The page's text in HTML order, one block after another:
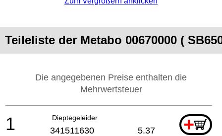
Teileliste der Metabo 00670000 (
Die angegebenen Preise enthalten die
Mehrwertsteuer
Dieptegeleider +
1 341511630 5.37